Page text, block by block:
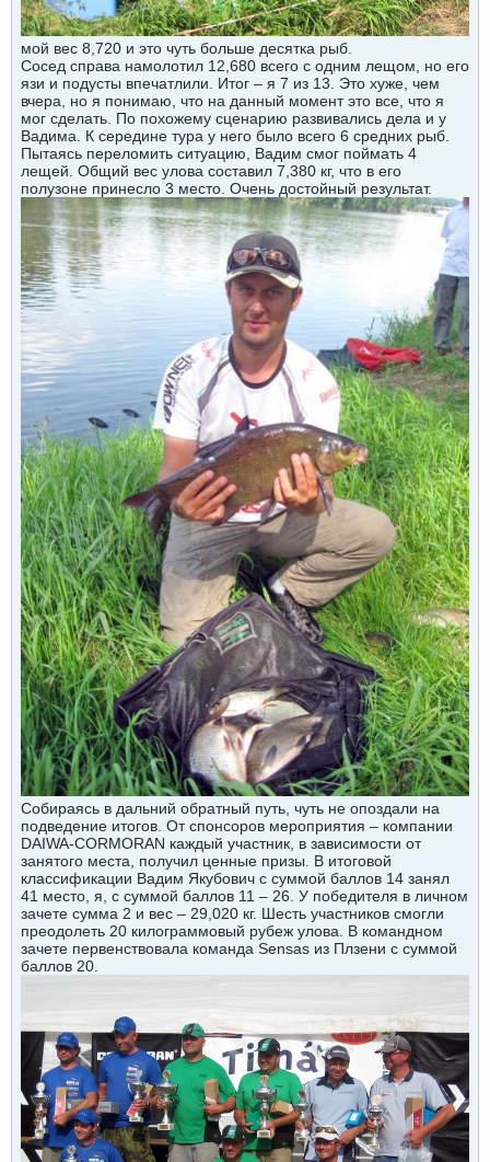
мой вес 8,720 и это чуть больше десятка рыб.
Сосед справа намолотил 12,680 всего с одним лещом, но его
язи и подусты впечатлили. Итог – я 7 из 13. Это хуже, чем
вчера, но я понимаю, что на данный момент это все, что я
мог сделать. По похожему сценарию развивались дела и у
Вадима. К середине тура у него было всего 6 средних рыб.
Пытаясь переломить ситуацию, Вадим смог поймать 4
лещей. Общий вес улова составил 7,380 кг, что в его
полузоне принесло 3 место. Очень достойный результат.
Собираясь в дальний обратный путь, чуть не опоздали на
подведение итогов. От спонсоров мероприятия – компании
DAIWA-CORMORAN каждый участник, в зависимости от
занятого места, получил ценные призы. В итоговой
классификации Вадим Якубович с суммой баллов 14 занял
41 место, я, с суммой баллов 11 – 26. У победителя в личном
зачете сумма 2 и вес – 29,020 кг. Шесть участников смогли
преодолеть 20 килограммовый рубеж улова. В командном
зачете первенствовала команда Sensas из Плзени с суммой
баллов 20.